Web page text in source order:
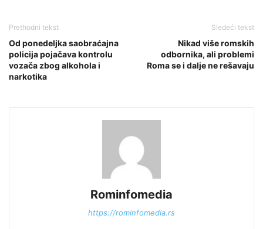
Prethodni tekst
Od ponedeljka saobraćajna
policija pojačava kontrolu
vozača zbog alkohola i
narkotika
Sledeći tekst
Nikad više romskih
odbornika, ali problemi
Roma se i dalje ne rešavaju
Rominfomedia
https://rominfomedia.rs